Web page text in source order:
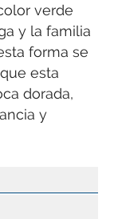
verde
y la familia
forma se
esta
dorada,
y